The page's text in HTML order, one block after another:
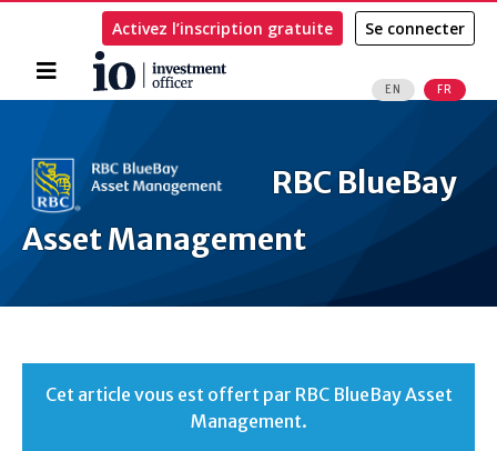
Accueil
EN FR
Activez l’inscription gratuite Se connecter
RBC BlueBay
Asset Management
Cet article vous est offert par RBC BlueBay Asset
Management.